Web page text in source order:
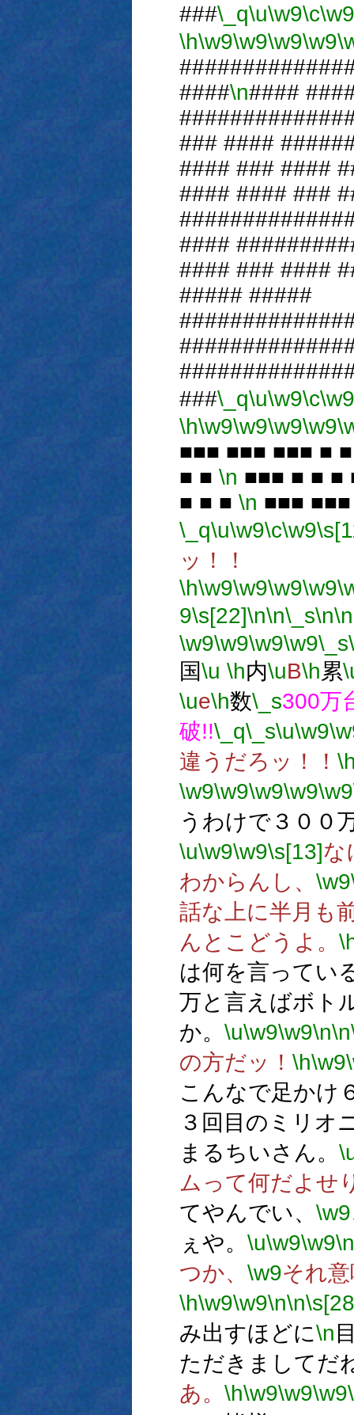
###\_q\u\w9\c\w9
\h\w9\w9\w9\w9
####\n####
### ####
#### ### ####
#### #### ###
####
#### ### ####
##### #####
###\_q\u\w9\c\w9
\h\w9\w9\w9\w9
■■■ ■■■ ■■■ ■
■ ■ \n ■■■ ■ ■ ■
■ ■ ■ \n ■■■
\_q\u\w9\c\w9
ッ！！
\h\w9\w9\w9\w9
9\s[22]\n\n\_s\n\n
\w9\w9\w9\w9\_s
国\u \h内\uB\h累
\ue\h数\_s300万
破!!\_q\_s\u\w9
違うだろッ！！
\w9\w9\w9\w9\w9
うわけで３００
\u\w9\w9\s[13]な
わからんし、 \w9
話な上に半月も
んとこどうよ。
は何を言ってい
万と言えばボト
か。 \u\w9\w9\n\n
の方だッ！ \h\w9
こんなで足かけ
３回目のミリオ
まるちいさん。
ムって何だよせ
てやんでい、 \w9
ぇや。 \u\w9\w9\n
つか、 \w9それ
\h\w9\w9\n\n
み出すほどに\n
ただきましてだ
あ。 \h\w9\w9\w9